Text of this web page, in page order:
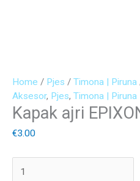
Home / Pjes / Timona | Piruna
Aksesor, Pjes, Timona | Piruna
Kapak ajri
€3.00
ajri
EPIXON|AXON
quantity